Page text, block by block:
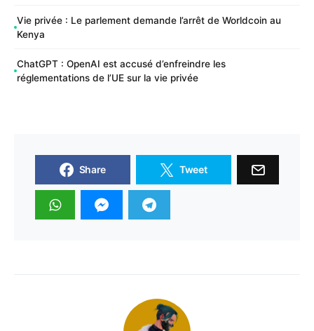
Vie privée : Le parlement demande l’arrêt de Worldcoin au
Kenya
ChatGPT : OpenAI est accusé d’enfreindre les
réglementations de l’UE sur la vie privée
Share Tweet